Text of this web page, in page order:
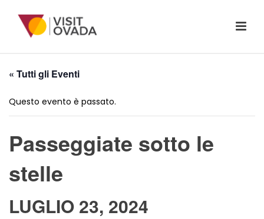
« Tutti gli Eventi
Questo evento è passato.
Passeggiate sotto le
stelle
LUGLIO 23, 2024